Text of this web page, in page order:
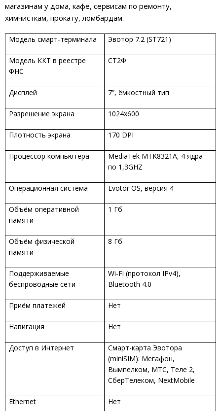
магазинам у дома, кафе, сервисам по ремонту,
химчисткам, прокату, ломбардам.
Модель смарт-терминала Эвотор 7.2 (ST721)
Модель ККТ в реестре
ФНС
СТ2Ф
Дисплей 7”, ёмкостный тип
Разрешение экрана 1024х600
Плотность экрана 170 DPI
Процессор компьютера
MediaTek MTK8321A, 4 ядра
по 1,3GHZ
Операционная система Evotor OS, версия 4
Объём оперативной
памяти
1 Гб
Объём физической
памяти
8 Гб
Поддерживаемые
беспроводные сети
Wi-Fi (протокол IPv4),
Bluetooth 4.0
Приём платежей Нет
Навигация Нет
Доступ в Интернет
Смарт-карта Эвотора
(miniSIM): Мегафон,
Вымпелком, МТС, Теле 2,
СберТелеком, NextMobile
Ethernet Нет